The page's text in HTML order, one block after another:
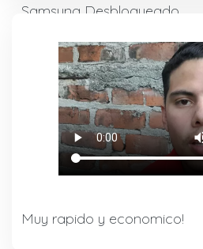
Samsung Desbloqueado
Muy rapido y economico!